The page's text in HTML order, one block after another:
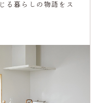
る暮らしの物語をス